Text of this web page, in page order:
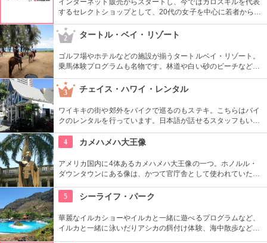
インターネット販売からスタートし、今ではカロスキルを代表
するセレクトショップとして、20代の女子を中心に若者から支
持されています。最近ではオリジナルブランドも展開し、流行
を取り入れた最新ファッションが並びます。
2 タートル・ベイ・リゾート
ゴルフ場やホテルなどの施設が揃うタートルベイ・リゾート。
乗馬体験プログラムも名物です。林道や白い砂のビーチなど、
馬に乗りながら大自然をのんびり、ゆっくりと楽しめます。夕
暮れ時のビーチを巡る乗馬プログラムもあります。
3 チェイス・ハワイ・レンタル
ワイキキの街や郊外をバイクで巡るのもステキ。こちらはバイ
クのレンタルを行っています。日本語が話せるスタッフもいる
ので、安心。オススメのコースをぜひ聞いてみよう。ハーレー
のレンタルでも有名ですよ。
4 カメハメハ大王像
アメリカ国内に4体あるカメハメハ大王像の一つ。ホノルル・
ダウンタウンにある像は、かつて官庁舎として使われていた建
がモデルではなく、イケメンだった友人がモデルになったそ
う。
5 シーライフ・パーク
華麗なイルカショーやイルカと一緒に遊べるプログラムなど、
イルカと一緒に泳いだりアシカの餌付け体験、海中散歩など、